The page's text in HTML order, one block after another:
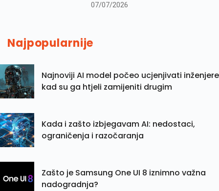
07/07/2026
Najpopularnije
Najnoviji AI model počeo ucjenjivati inženjere
kad su ga htjeli zamijeniti drugim
Kada i zašto izbjegavam AI: nedostaci,
ograničenja i razočaranja
Zašto je Samsung One UI 8 iznimno važna
nadogradnja?